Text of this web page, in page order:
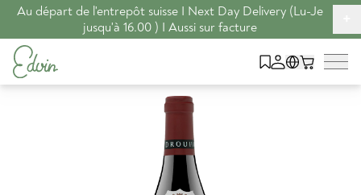
Au départ de l'entrepôt suisse I Next Day Delivery (Lu-Je
jusqu'à 16.00 ) I Aussi sur facture